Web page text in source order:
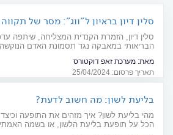
סלין דיון בראיון ל"ווג": מסר של
האדם הנוקשה
סלין דיון, הזמרת הקנדית המצליחה, שיתפה
הבריאותי במאבקה נגד תסמונת האדם הנוקשה,
במחלה ולשמור על גישה חיובית
מאת: מערכת זאפ דוקטורס
תאריך פרסום: 25/04/2024
בליעת לשון: מה חשוב לדעת?
מהי בליעת לשון? איך מזהים את התופעה
הכל על תופעת בליעת הלשון, או בשמה האמתי